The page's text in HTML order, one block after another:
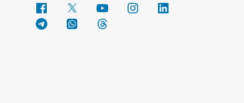
Facebook YouTube Instagram
Telegram WhatsApp